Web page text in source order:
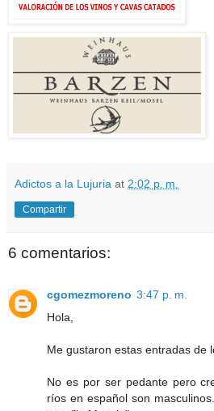
Adictos a la Lujuria at 2:02 p. m.
Compartir
6 comentarios:
cgomezmoreno 3:47 p. m.
Hola,
Me gustaron estas entradas de
No es por ser pedante pero
ríos en español son